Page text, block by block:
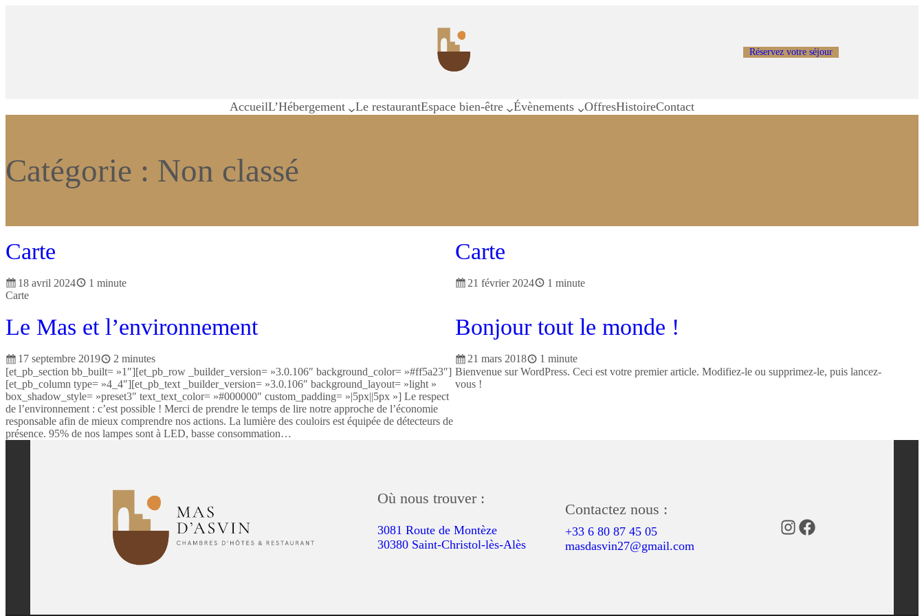
Réservez votre séjour
AccueilL’Hébergement Le restaurantEspace bien-être Évènements OffresHistoireContact
Catégorie : Non classé
Carte
18 avril 2024
1 minute
Carte
Carte
21 février 2024 1 minute
Le Mas et l’environnement
17 septembre 2019
2 minutes
[et_pb_section bb_built= »1″][et_pb_row _builder_version= »3.0.106″ background_color= »#ff5a23″]
[et_pb_column type= »4_4″][et_pb_text _builder_version= »3.0.106″ background_layout= »light »
box_shadow_style= »preset3″ text_text_color= »#000000″ custom_padding= »|5px||5px »] Le respect
de l’environnement : c’est possible ! Merci de prendre le temps de lire notre approche de l’économie
responsable afin de mieux comprendre nos actions. La lumière des couloirs est équipée de détecteurs de
présence. 95% de nos lampes sont à LED, basse consommation…
Bonjour tout le monde !
21 mars 2018
1 minute
Bienvenue sur WordPress. Ceci est votre premier article. Modifiez-le ou supprimez-le, puis lancez-
vous !
Où nous trouver :
3081 Route de Montèze
30380 Saint-Christol-lès-Alès
Contactez nous :
+33 6 80 87 45 05
masdasvin27@gmail.com
I
F